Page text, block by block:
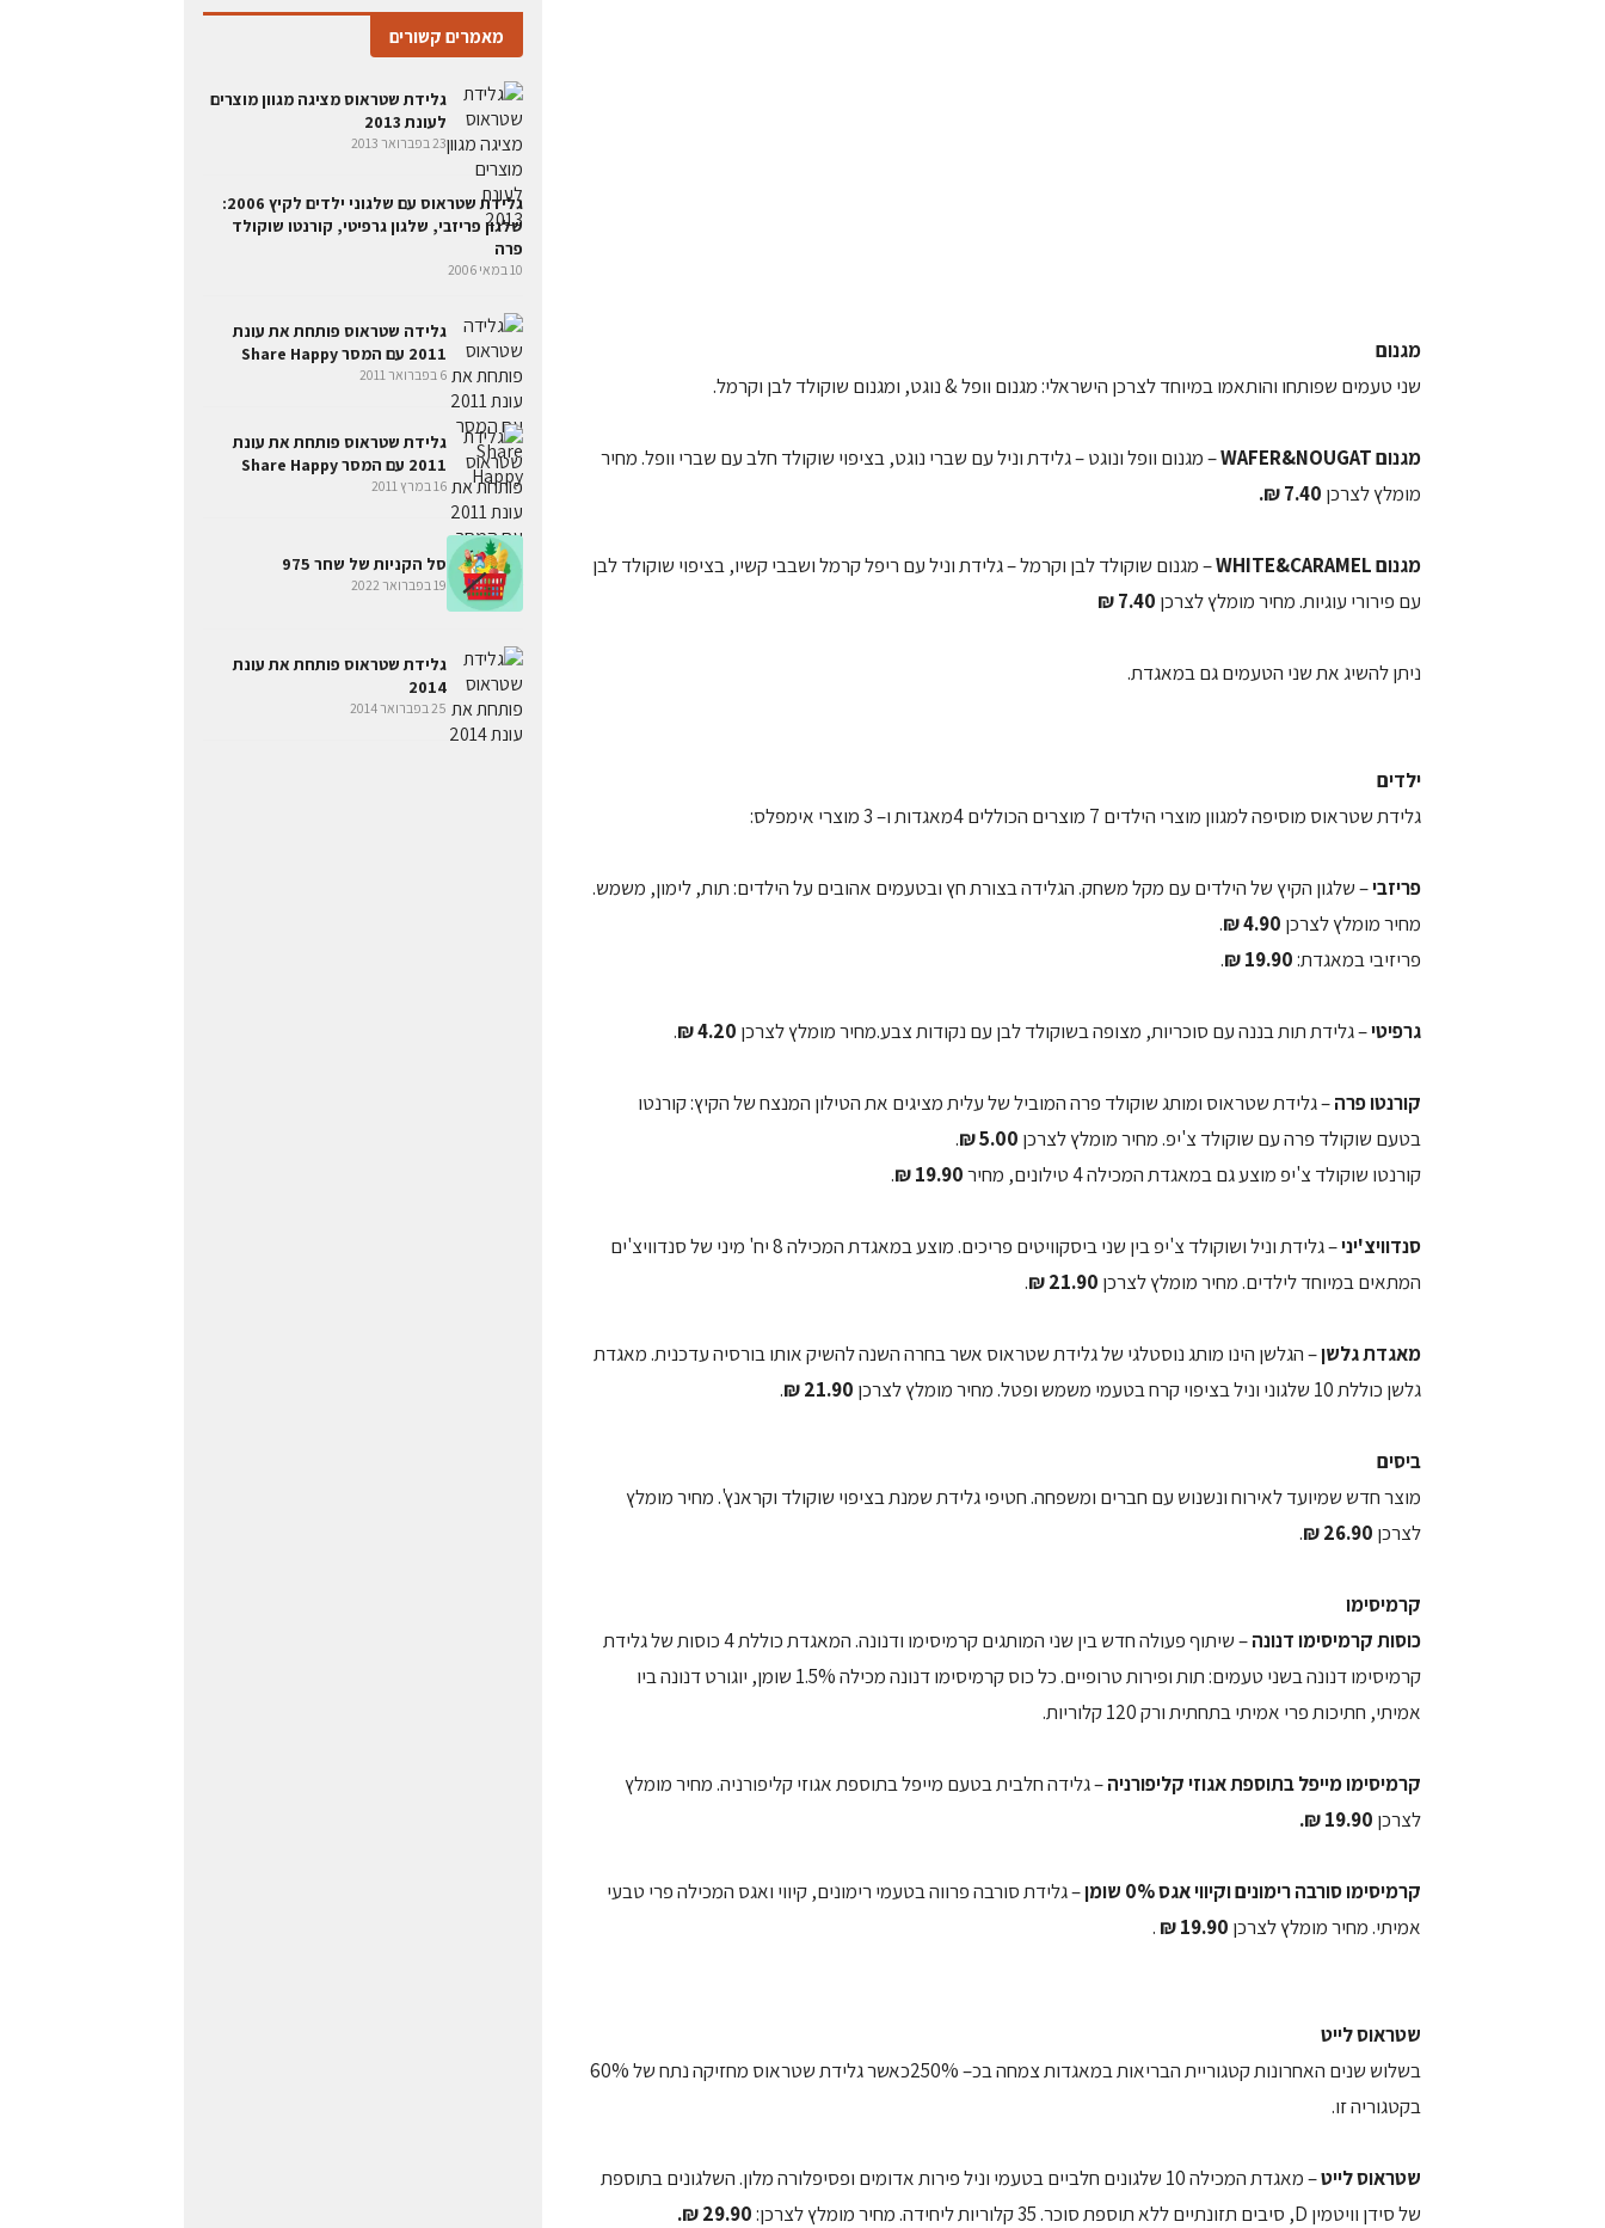
מגנום
שני טעמים שפותחו והותאמו במיוחד לצרכן הישראלי: מגנום וופל & נוגט, ומגנום שוקולד לבן וקרמל.
מגנום WAFER&NOUGAT
– מגנום וופל ונוגט – גלידת וניל עם שברי נוגט, בציפוי שוקולד חלב עם שברי וופל. מחיר
מומלץ לצרכן 7.40 ₪.
מגנום WHITE&CARAMEL
– מגנום שוקולד לבן וקרמל – גלידת וניל עם ריפל קרמל ושבבי קשיו, בציפוי שוקולד לבן
עם פירורי עוגיות. מחיר מומלץ לצרכן 7.40 ₪
ניתן להשיג את שני הטעמים גם במאגדת.
ילדים
גלידת שטראוס מוסיפה למגוון מוצרי הילדים 7 מוצרים הכוללים 4מאגדות ו– 3 מוצרי אימפלס:
פריזבי– שלגון הקיץ של הילדים עם מקל משחק. הגלידה בצורת חץ ובטעמים אהובים על הילדים: תות, לימון, משמש.
מחיר מומלץ לצרכן 4.90 ₪
.
פריזיבי במאגדת:19.90 ₪
.
גרפיטי– גלידת תות בננה עם סוכריות, מצופה בשוקולד לבן עם נקודות צבע.מחיר מומלץ לצרכן 4.20 ₪
.
קורנטו פרה– גלידת שטראוס ומותג שוקולד פרה המוביל של עלית מציגים את הטילון המנצח של הקיץ: קורנטו
בטעם שוקולד פרה עם שוקולד צ'יפ. מחיר מומלץ לצרכן 5.00 ₪
.
קורנטו שוקולד צ'יפ מוצע גם במאגדת המכילה 4 טילונים, מחיר
19.90 ₪
.
סנדוויצ'יני
– גלידת וניל ושוקולד צ'יפ בין שני ביסקוויטים פריכים. מוצע במאגדת המכילה 8 יח' מיני של סנדוויצ'ים
המתאים במיוחד לילדים. מחיר מומלץ לצרכן 21.90 ₪
.
מאגדת גלשן– הגלשן הינו מותג נוסטלגי של גלידת שטראוס אשר בחרה השנה להשיק אותו בורסיה עדכנית. מאגדת
גלשן כוללת 10 שלגוני וניל בציפוי קרח בטעמי משמש ופטל. מחיר מומלץ לצרכן
21.90 ₪
.
ביסים
מוצר חדש שמיועד לאירוח ונשנוש עם חברים ומשפחה. חטיפי גלידת שמנת בציפוי שוקולד וקראנץ'. מחיר מומלץ
לצרכן 26.90 ₪
.
קרמיסימו
כוסות קרמיסימו דנונה
– שיתוף פעולה חדש בין שני המותגים קרמיסימו ודנונה. המאגדת כוללת 4 כוסות של גלידת
קרמיסימו דנונה בשני טעמים: תות ופירות טרופיים. כל כוס קרמיסימו דנונה מכילה 1.5% שומן, יוגורט דנונה ביו
אמיתי, חתיכות פרי אמיתי בתחתית ורק 120 קלוריות.
קרמיסימו מייפל בתוספת אגוזי קליפורניה– גלידה חלבית בטעם מייפל בתוספת אגוזי קליפורניה. מחיר מומלץ
לצרכן 19.90 ₪.
קרמיסימו סורבה רימונים וקיווי אגס 0% שומן
– גלידת סורבה פרווה בטעמי רימונים, קיווי ואגס המכילה פרי טבעי
אמיתי. מחיר מומלץ לצרכן 19.90 ₪
.
שטראוס לייט
בשלוש שנים האחרונות קטגוריית הבריאות במאגדות צמחה בכ– 250%כאשר גלידת שטראוס מחזיקה נתח של 60%
בקטגוריה זו.
שטראוס לייט
– מאגדת המכילה 10 שלגונים חלביים בטעמי וניל פירות אדומים ופסיפלורה מלון. השלגונים בתוספת
של סידן וויטמין D, סיבים תזונתיים ללא תוספת סוכר. 35 קלוריות ליחידה. מחיר מומלץ לצרכן:
29.90 ₪.
מאמרים קשורים
גלידת שטראוס מציגה מגוון מוצרים
לעונת 2013
23 בפברואר 2013
גלידת שטראוס עם שלגוני ילדים לקיץ 2006:
שלגון פריזבי, שלגון גרפיטי, קורנטו שוקולד
פרה
10 במאי 2006
גלידה שטראוס פותחת את עונת
2011 עם המסר Share Happy
6 בפברואר 2011
גלידת שטראוס פותחת את עונת
2011 עם המסר Share Happy
16 במרץ 2011
סל הקניות של שחר 975
19 בפברואר 2022
גלידת שטראוס פותחת את עונת
2014
25 בפברואר 2014